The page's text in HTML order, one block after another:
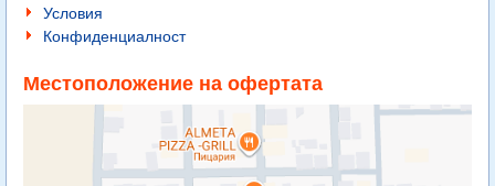
Условия
Конфиденциалност
Местоположение на офертата